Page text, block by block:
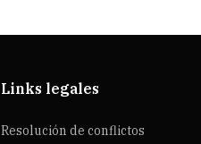
Links legales
Resolución de conflictos